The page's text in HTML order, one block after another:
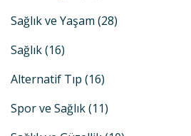
Sağlık ve Yaşam (28)
Sağlık(16)
Alternatif Tıp (16)
Spor ve Sağlık(11)